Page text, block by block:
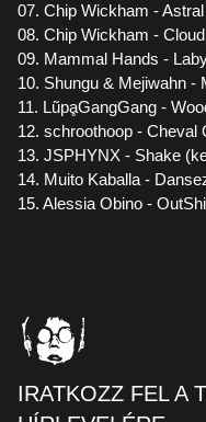
07. Chip Wickham -
08. Chip Wickham -
09. Mammal Hands -
10. Shungu & Mejiwahn -
11. LũpḁGangGang -
12. schroothoop - Cheval
13. JSPHYNX - Shake
14. Muito Kaballa -
15. Alessia Obino -
IRATKOZZ FEL A